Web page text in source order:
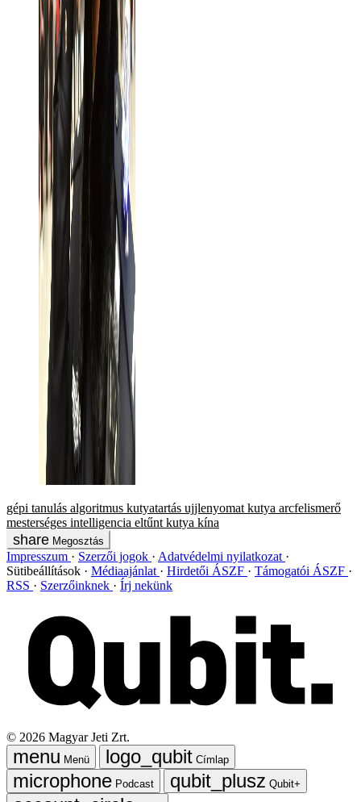
gépi tanulás algoritmus kutyatartás ujjlenyomat kutya arcfelismerő
mesterséges intelligencia eltűnt kutya kína
Megosztás
Impresszum Szerzői jogok
Adatvédelmi nyilatkozat
Sütibeállítások
Médiaajánlat Hirdetői ÁSZF
Támogatói ÁSZF
RSS
Szerzőinknek Írj nekünk
© 2026 Magyar Jeti Zrt.
Menü
Címlap
Podcast
Qubit+